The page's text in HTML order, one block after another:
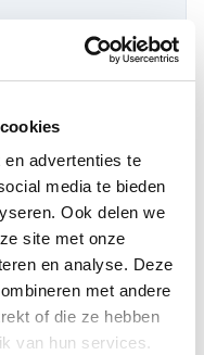
advertenties te
media te bieden
Ook delen we
site met onze
en analyse. Deze
met andere
of die ze hebben
van hun services.
Warenkorb